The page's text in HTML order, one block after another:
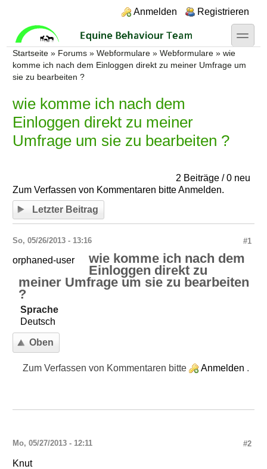
Login links
Anmelden Registrieren
toggle
Sie sind hier
Startseite » Forums »Webformulare »Webformulare »wie
komme ich nach dem Einloggen direkt zu meiner Umfrage um
sie zu bearbeiten ?
wie komme ich nach dem
Einloggen direkt zu meiner
Umfrage um sie zu bearbeiten ?
2 Beiträge / 0 neu
Zum Verfassen von Kommentaren bitteAnmelden.
Letzter Beitrag
So, 05/26/2013 - 13:16 #1
orphaned-user
wie komme ich nach dem
Einloggen direkt zu
meiner Umfrage um sie zu bearbeiten
?
Sprache
Deutsch
Oben
Zum Verfassen von Kommentaren bitte Anmelden .
Mo, 05/27/2013 - 12:11 #2
Knut